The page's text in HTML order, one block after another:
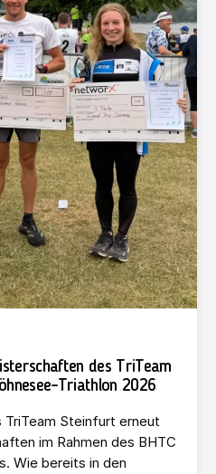
des TriTeam
Triathlon 2026
TriTeam Steinfurt erneut
im Rahmen des BHTC
Wie bereits in den